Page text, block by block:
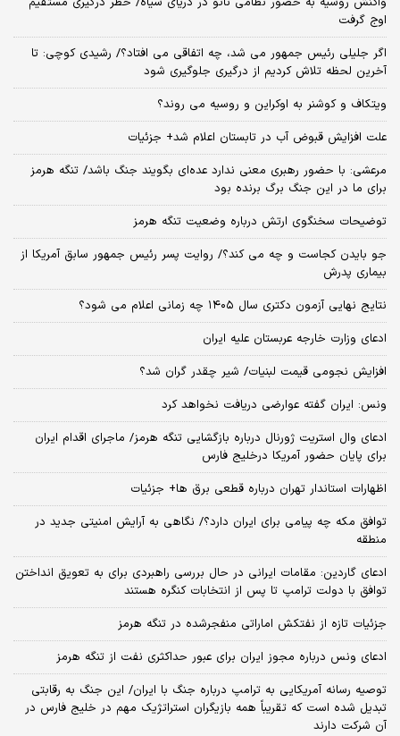
اوج گرفت
اگر جلیلی رئیس جمهور می شد، چه اتفاقی می افتاد؟/ رشیدی کوچی: تا
آخرین لحظه تلاش کردیم از درگیری جلوگیری شود
ویتکاف و کوشنر به اوکراین و روسیه می روند؟
علت افزایش قبوض آب در تابستان اعلام شد+ جزئیات
مرعشی: با حضور رهبری معنی ندارد عده‌ای بگویند جنگ باشد/ تنگه هرمز
برای ما در این جنگ برگ برنده بود
توضیحات سخنگوی ارتش درباره وضعیت تنگه هرمز
جو بایدن کجاست و چه می کند؟/ روایت پسر رئیس جمهور سابق آمریکا از
بیماری پدرش
نتایج نهایی آزمون دکتری سال ۱۴۰۵ چه زمانی اعلام می شود؟
ادعای وزارت خارجه عربستان علیه ایران
افزایش نجومی قیمت لبنیات/ شیر چقدر گران شد؟
ونس: ایران گفته عوارضی دریافت نخواهد کرد
ادعای وال استریت ژورنال درباره بازگشایی تنگه هرمز/ ماجرای اقدام ایران
برای پایان حضور آمریکا درخلیج فارس
اظهارات استاندار تهران درباره قطعی برق ها+ جزئیات
توافق مکه چه پیامی برای ایران دارد؟/ نگاهی به آرایش امنیتی جدید در
منطقه
ادعای گاردین: مقامات ایرانی در حال بررسی راهبردی برای به تعویق انداختن
توافق با دولت ترامپ تا پس از انتخابات کنگره هستند
جزئیات تازه از نفتکش اماراتی منفجرشده در تنگه هرمز
ادعای ونس درباره مجوز ایران برای عبور حداکثری نفت از تنگه هرمز
توصیه رسانه آمریکایی به ترامپ درباره جنگ با ایران/ این جنگ به رقابتی
تبدیل شده است که تقریباً همه بازیگران استراتژیک مهم در خلیج فارس در
آن شرکت دارند